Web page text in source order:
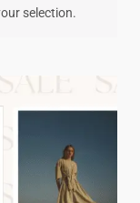
selection.